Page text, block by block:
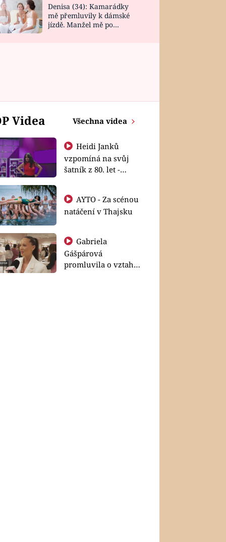
Denisa (34): Kamarádky
mě přemluvily k dámské
jízdě. Manžel mě po
Videa Všechna videa
Heidi Janků
vzpomíná na svůj
šatník z 80. let -
natáčení v Thajsku
Gabriela
Gášpárová
promluvila o vztahu